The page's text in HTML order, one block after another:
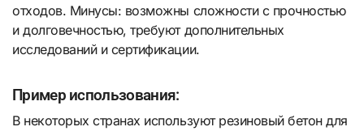
отходов. Минусы: возможны сложности с прочностью
и долговечностью, требуют дополнительных
исследований и сертификации.
Пример использования:
В некоторых странах используют резиновый бетон для